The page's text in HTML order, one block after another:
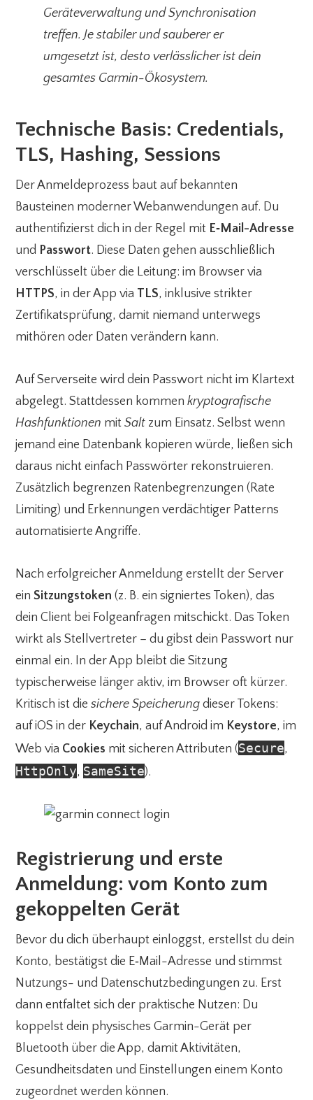
Geräteverwaltung und Synchronisation
treffen. Je stabiler und sauberer er
umgesetzt ist, desto verlässlicher ist dein
gesamtes Garmin-Ökosystem.
Technische Basis: Credentials,
TLS, Hashing, Sessions
Der Anmeldeprozess baut auf bekannten
Bausteinen moderner Webanwendungen auf. Du
authentifizierst dich in der Regel mit E‑Mail-Adresse
und Passwort. Diese Daten gehen ausschließlich
verschlüsselt über die Leitung: im Browser via
HTTPS, in der App via TLS, inklusive strikter
Zertifikatsprüfung, damit niemand unterwegs
mithören oder Daten verändern kann.
Auf Serverseite wird dein Passwort nicht im Klartext
abgelegt. Stattdessen kommenkryptografische
Hashfunktionen mitSalt zum Einsatz. Selbst wenn
jemand eine Datenbank kopieren würde, ließen sich
daraus nicht einfach Passwörter rekonstruieren.
Zusätzlich begrenzen Ratenbegrenzungen (Rate
Limiting) und Erkennungen verdächtiger Patterns
automatisierte Angriffe.
Nach erfolgreicher Anmeldung erstellt der Server
einSitzungstoken (z. B. ein signiertes Token), das
dein Client bei Folgeanfragen mitschickt. Das Token
wirkt als Stellvertreter – du gibst dein Passwort nur
einmal ein. In der App bleibt die Sitzung
typischerweise länger aktiv, im Browser oft kürzer.
Kritisch ist diesichere Speicherung dieser Tokens:
auf iOS in der Keychain, auf Android im Keystore, im
Web via Cookies mit sicheren Attributen (Secure,
HttpOnly, SameSite).
Registrierung und erste
Anmeldung: vom Konto zum
gekoppelten Gerät
Bevor du dich überhaupt einloggst, erstellst du dein
Konto, bestätigst die E‑Mail-Adresse und stimmst
Nutzungs- und Datenschutzbedingungen zu. Erst
dann entfaltet sich der praktische Nutzen: Du
koppelst dein physisches Garmin-Gerät per
Bluetooth über die App, damit Aktivitäten,
Gesundheitsdaten und Einstellungen einem Konto
zugeordnet werden können.